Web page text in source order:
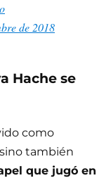
de 2018
Hache se
como
también
que jugó en